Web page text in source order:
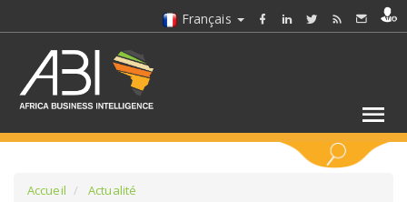
Français
Accueil
Actualité